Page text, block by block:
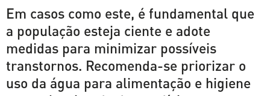
Em casos como este, é fundamental que
a população esteja ciente e adote
medidas para minimizar possíveis
transtornos. Recomenda-se priorizar o
uso da água para alimentação e higiene